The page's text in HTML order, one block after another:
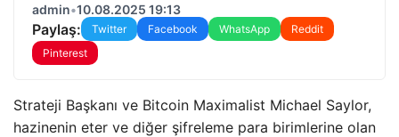
admin•10.08.2025 19:13
Paylaş: Twitter Facebook WhatsApp
Reddit
Pinterest
Strateji Başkanı ve Bitcoin Maximalist Michael Saylor,
hazinenin eter ve diğer şifreleme para birimlerine olan